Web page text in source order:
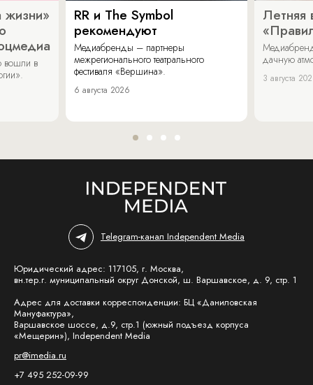
жизни»
вошли в
RR и The Symbol
рекомендуют
Медиабренды – партнеры
межрегионального театрального
фестиваля «Вершина».
6 августа 2026
Летняя
дачную
3 августа
Telegram-канал Independent Media
Юридический адрес: 117105, г. Москва,
вн.тер.г. муниципальный округ Донской, ш. Варшавское, д. 9, стр. 1
Адрес для доставки корреспонденции: БЦ «Даниловская
Мануфактура»,
Варшавское шоссе, д.9, стр.1 (южный подъезд корпуса
«Мещерин»), Independent Media
pr@imedia.ru
+7 495 252-09-99